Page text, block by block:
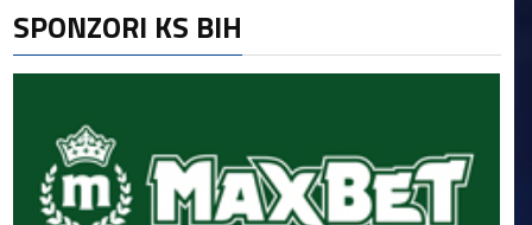
SPONZORI KS BIH